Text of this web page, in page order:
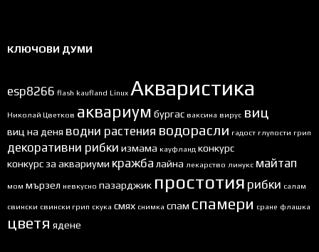
КЛЮЧОВИ ДУМИ
esp8266 flash kaufland Linux Акваристика
Николай Цветков аквариум бургас ваксина вирус виц
виц на деня водни растения водорасли гадост глупости грип
декоративни рибки измама кауфланд конкурс
конкурс за аквариуми кражба лайна лекарство линукс майтап
мом мързел невкусно пазарджик простотия рибки салам
свински свински грип скука смях снимка спам спамери сране флашка
цветя ядене